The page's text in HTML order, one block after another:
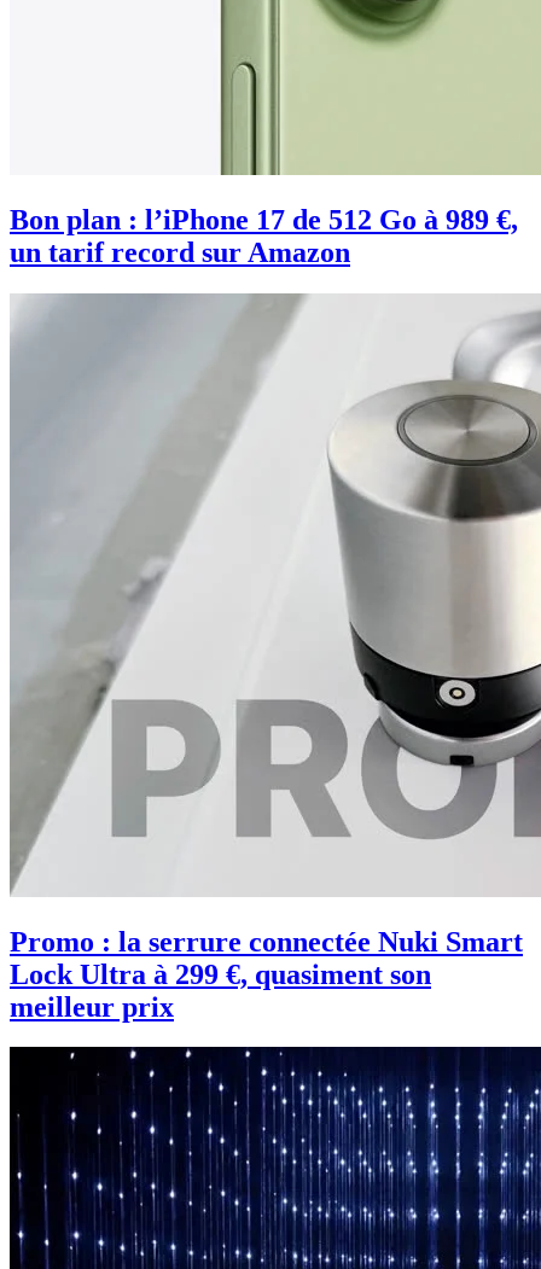
Bon plan : l’iPhone 17 de 512 Go à 989 €,
un tarif record sur Amazon
Promo : la serrure connectée Nuki Smart
Lock Ultra à 299 €, quasiment son
meilleur prix